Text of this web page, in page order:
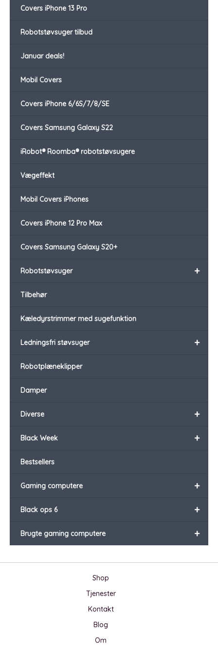
Covers iPhone 13 Pro
Robotstøvsuger tilbud
Januar deals!
Mobil Covers
Covers iPhone 6/6S/7/8/SE
Covers Samsung Galaxy S22
iRobot® Roomba® robotstøvsugere
Vægeffekt
Mobil Covers iPhones
Covers iPhone 12 Pro Max
Covers Samsung Galaxy S20+
+
Robotstøvsuger
Tilbehør
Kæledyrstrimmer med sugefunktion
+
Ledningsfri støvsuger
Robotplæneklipper
Damper
+
Diverse
+
Black Week
Bestsellers
+
Gaming computere
+
Black ops 6
+
Brugte gaming computere
Shop
Tjenester
Kontakt
Blog
Om